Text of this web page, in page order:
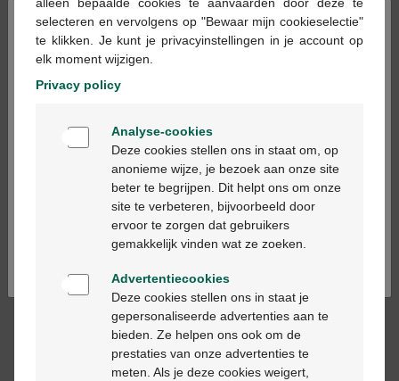
- + Ajouter au panier
Quantité max. = 3
Les jours ouvrables commandé avant 12h, livré
gratuite
dans votre pharmacie Multipharma
Livraison à domicile
gratuite
à partir de 55 €
sécurisé
par chat ou formulaire de contact
Description du produit
Ce médicament ne doit pas être utilisé chez les enfants de
moins de 14 ans.
×
Bienvenue
Ga verder in het nederlands
Continuez en français
selecteren en vervolgens op "Bewaar mijn cookieselectie"
te klikken. Je kunt je privacyinstellingen in je account op
elk moment wijzigen.
Privacy policy
Analyse-cookies
Deze cookies stellen ons in staat om, op
anonieme wijze, je bezoek aan onze site
beter te begrijpen. Dit helpt ons om onze
site te verbeteren, bijvoorbeeld door
ervoor te zorgen dat gebruikers
gemakkelijk vinden wat ze zoeken.
Advertentiecookies
Deze cookies stellen ons in staat je
gepersonaliseerde advertenties aan te
bieden. Ze helpen ons ook om de
prestaties van onze advertenties te
meten. Als je deze cookies weigert,